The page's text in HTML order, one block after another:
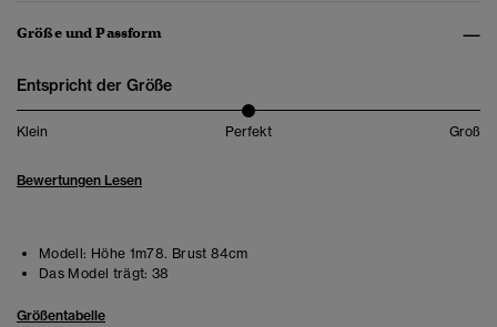
Größe und Passform
Entspricht der Größe
Klein Perfekt Groß
Bewertungen Lesen
Modell: Höhe 1m78. Brust 84cm
Das Model trägt: 38
Größentabelle